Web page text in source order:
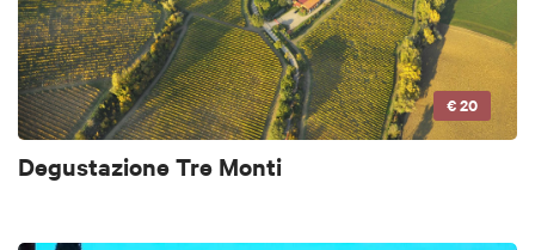
€ 20
Degustazione Tre Monti